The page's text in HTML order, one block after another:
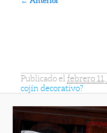
Publicado el febrero
cojín decorativo?